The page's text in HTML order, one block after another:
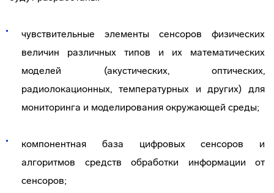
чувствительные элементы сенсоров физических
величин различных типов и их математических
моделей (акустических, оптических,
радиолокационных, температурных и других) для
мониторинга и моделирования окружающей среды;
компонентная база цифровых сенсоров и
алгоритмов средств обработки информации от
сенсоров;